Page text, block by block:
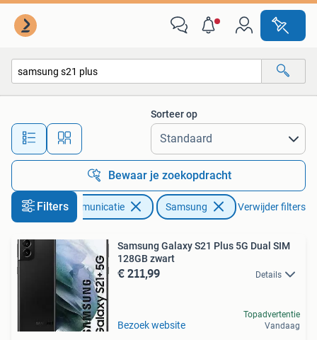
Alle afstanden…
Sorteer op
Bewaar je zoekopdracht
Filters
Telecommunicatie Samsung Verwijder filters
Samsung Galaxy S21 Plus 5G Dual SIM
128GB zwart
€ 211,99 Details
Bezoek website
Topadvertentie
Vandaag